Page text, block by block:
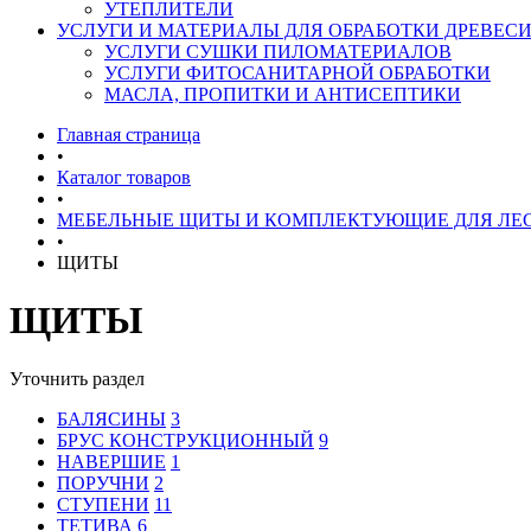
УТЕПЛИТЕЛИ
УСЛУГИ И МАТЕРИАЛЫ ДЛЯ ОБРАБОТКИ
УСЛУГИ СУШКИ ПИЛОМАТЕРИАЛОВ
УСЛУГИ ФИТОСАНИТАРНОЙ ОБРАБОТКИ
МАСЛА, ПРОПИТКИ И АНТИСЕПТИКИ
Главная страница
•
Каталог товаров
•
МЕБЕЛЬНЫЕ ЩИТЫ И КОМПЛЕКТУЮЩИЕ ДЛЯ
•
ЩИТЫ
ЩИТЫ
Уточнить раздел
БАЛЯСИНЫ 3
БРУС КОНСТРУКЦИОННЫЙ 9
НАВЕРШИЕ 1
ПОРУЧНИ 2
СТУПЕНИ 11
ТЕТИВА 6